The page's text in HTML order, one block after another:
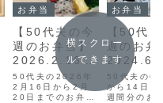
お弁当
【50代夫の今
週のお弁当】
2026.2.16~2
.20
50代夫の2026年
2月16日から2月
20日までのお弁当
お弁当
【50代
週のお弁
4とコス
の島すり
50代夫の6
から14日ま
週間分のお
横スクロー
ルできます